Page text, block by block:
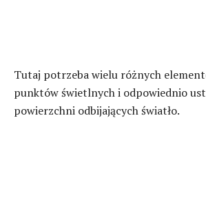
Tutaj potrzeba wielu różnych
punktów świetlnych i odpowiednio
powierzchni odbijających światło.